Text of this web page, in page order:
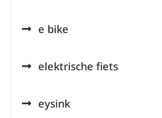
e bike
elektrische fiets
eysink